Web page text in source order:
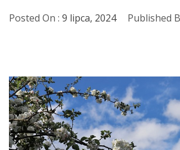
Posted On : 9 lipca, 2024 Published